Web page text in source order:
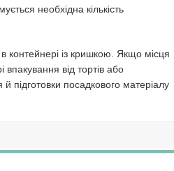
необхідна кількість
контейнері із кришкою. Якщо місця
від тортів або
підготовки посадкового матеріалу